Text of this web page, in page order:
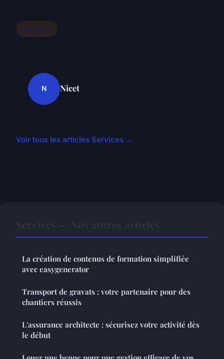
services
N Nicet
Voir tous les articles Services →
La création de contenus de formation simplifiée
avec easygenerator
Transport de gravats : votre partenaire pour des
chantiers réussis
L'assurance architecte : sécurisez votre activité dès
le début